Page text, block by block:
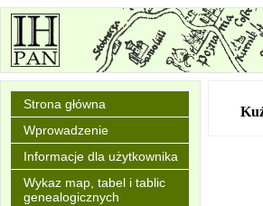
Strona główna
Wprowadzenie
Informacje dla użytkownika
Wykaz map, tabel i tablic
genealogicznych